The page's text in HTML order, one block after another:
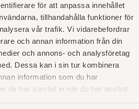
för att anpassa innehållet
tillhandahålla funktioner för
vår trafik. Vi vidarebefordrar
och annan information från din
och annons- och analysföretag
Dessa kan i sin tur kombinera
information som du har
de har samlat in när du har använt